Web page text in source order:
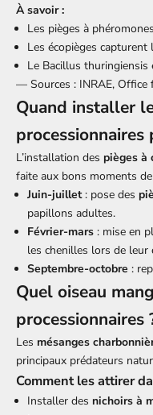
À savoir :
Les pièges à
Les écopièges
Le Bacillus
— Sources : INRAE, Office
Quand installer
processionnaires
L’installation des pièges à
faite aux bons moments de
Juin-juillet: pose des
papillons adultes.
Février-mars : mise en
les chenilles lors de leur
Septembre-octobre :
Quel oiseau
processionnaires
Les mésanges
principaux prédateurs
Comment les attirer
Installer des nichoirs à